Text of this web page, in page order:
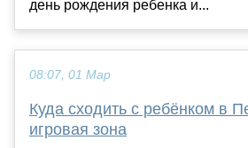
день рождения ребенка и...
08:07, 01 Мар
Куда сходить с ребёнком в
игровая зона